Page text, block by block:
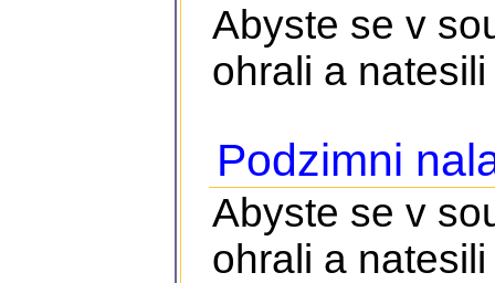
Abyste se v
ohrali a
Podzimni
Abyste se v
ohrali a